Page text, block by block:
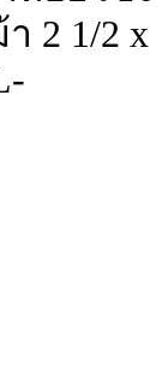
2 1/2 x